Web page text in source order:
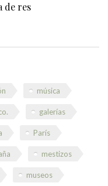
de res
música
galerías
París
mestizos
museos